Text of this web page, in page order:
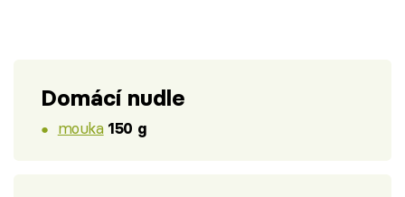
Domácí nudle
mouka 150 g